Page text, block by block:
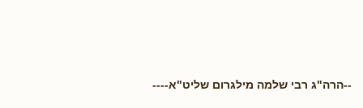
--הרה"ג רבי שלמה מילגרום שליט"א----